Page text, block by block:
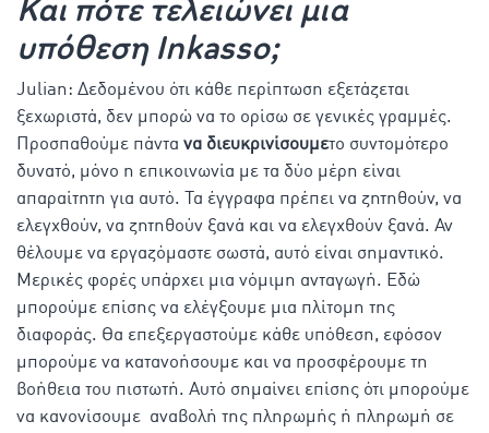
Και πότε τελειώνει μια
υπόθεση Inkasso;
Julian: Δεδομένου ότι κάθε περίπτωση εξετάζεται
ξεχωριστά, δεν μπορώ να το ορίσω σε γενικές γραμμές.
Προσπαθούμε πάντα να διευκρινίσουμετο συντομότερο
δυνατό, μόνο η επικοινωνία με τα δύο μέρη είναι
απαραίτητη για αυτό. Τα έγγραφα πρέπει να ζητηθούν, να
ελεγχθούν, να ζητηθούν ξανά και να ελεγχθούν ξανά. Αν
θέλουμε να εργαζόμαστε σωστά, αυτό είναι σημαντικό.
Μερικές φορές υπάρχει μια νόμιμη ανταγωγή. Εδώ
μπορούμε επίσης να ελέγξουμε μια πλίτομη της
διαφοράς. Θα επεξεργαστούμε κάθε υπόθεση, εφόσον
μπορούμε να κατανοήσουμε και να προσφέρουμε τη
βοήθεια του πιστωτή. Αυτό σημαίνει επίσης ότι μπορούμε
να κανονίσουμε αναβολή της πληρωμής ή πληρωμή σε